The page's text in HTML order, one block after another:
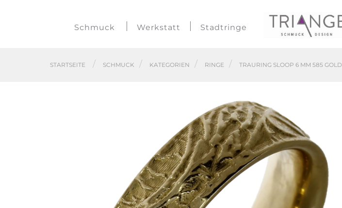
Schmuck Werkstatt Stadtringe
STARTSEITE SCHMUCK KATEGORIEN RINGE TRAURING SLOOP 6 MM 585 GOLD